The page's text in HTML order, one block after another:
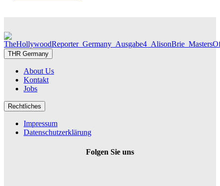
THR Germany
About Us
Kontakt
Jobs
Rechtliches
Impressum
Datenschutzerklärung
Folgen Sie uns